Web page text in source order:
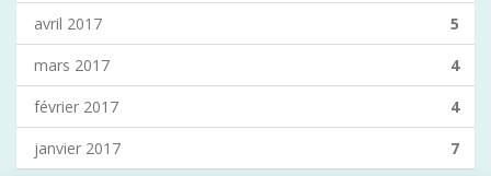
avril 2017
5
mars 2017
4
février 2017
4
janvier 2017
7